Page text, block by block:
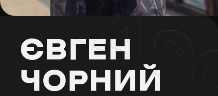
ЄВГЕН
ЧОРНИЙ